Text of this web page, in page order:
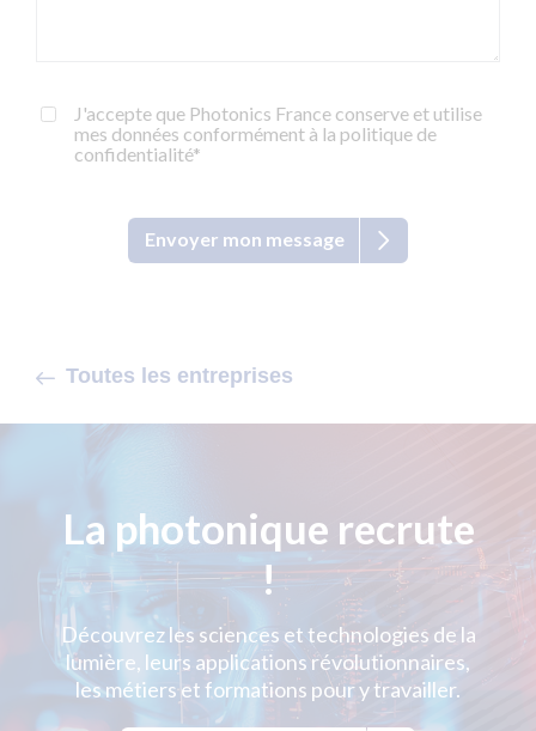
J'accepte que Photonics France conserve et utilise
mes données conformément à la politique de
confidentialité*
Envoyer mon message
Toutes les entreprises
La photonique recrute
!
Découvrez les sciences et technologies de la
lumière, leurs applications révolutionnaires,
les métiers et formations pour y travailler.